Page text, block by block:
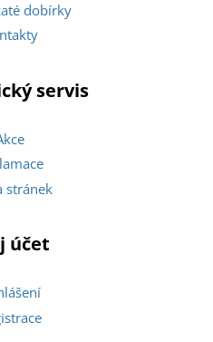
dobírky
servis
stránek
účet